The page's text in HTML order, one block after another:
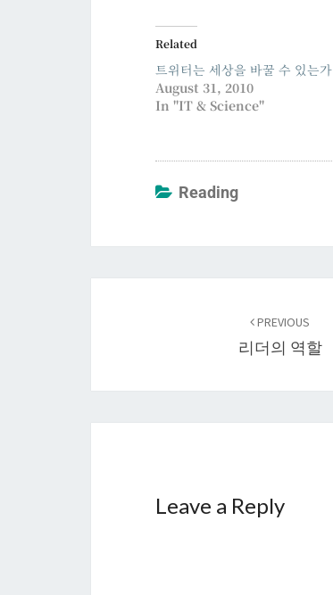
Related
트위터는 세상을 바꿀 수 있는가
August 31, 2010
In "IT & Science"
Reading
PREVIOUS
리더의 역할
Leave a Reply